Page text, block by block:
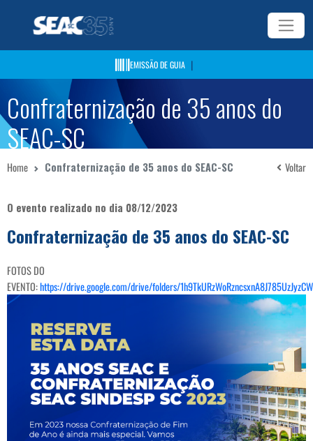
EMISSÃO DE GUIA |
Confraternização de 35 anos do
SEAC-SC
Home Confraternização de 35 anos do SEAC-SC Voltar
O evento realizado no dia 08/12/2023
Confraternização de 35 anos do SEAC-SC
FOTOS DO
EVENTO:https://drive.google.com/drive/folders/